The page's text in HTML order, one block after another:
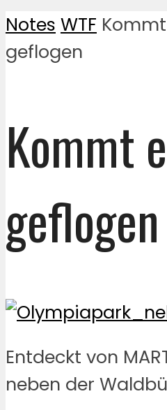
Notes WTF
geflogen
Kommt
geflogen
Entdeckt von
neben der